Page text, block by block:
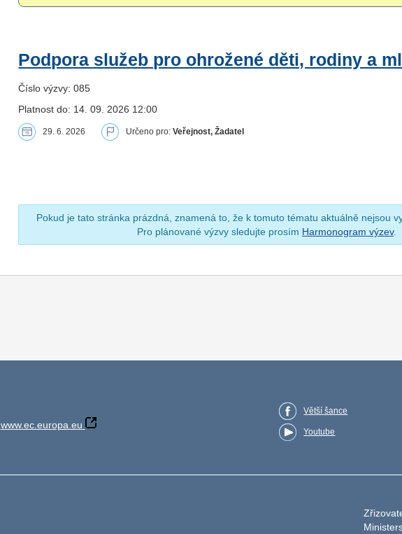
Podpora služeb pro ohrožené děti, rodiny a
Číslo výzvy: 085
Platnost do: 14. 09. 2026 12:00
29. 6. 2026 Určeno pro:Veřejnost, Žadatel
Pokud je tato stránka prázdná, znamená to, že k tomuto tématu aktuálně nejsou
Pro plánované výzvy sledujte prosím Harmonogram výzev.
www.ec.europa.eu
Větší šance
Youtube